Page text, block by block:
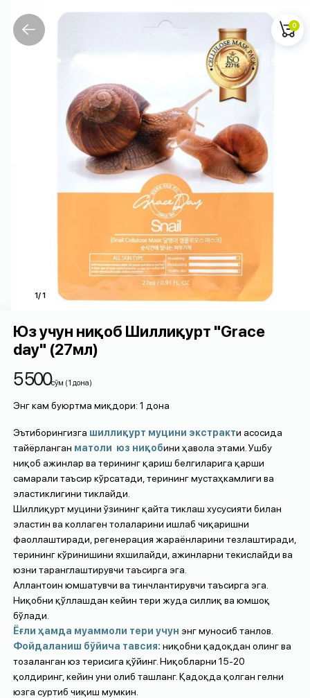
0
Юз учун ниқоб Шиллиқурт "Grace
day" (27мл)
5 500cўм (1 дона)
Энг кам буюртма миқдори: 1 дона
Эътиборингизга шиллиқурт муцини экстракти асосида
тайёрланган матоли юз ниқобини ҳавола этами. Ушбу
ниқоб ажинлар ва терининг қариш белгиларига қарши
самарали таъсир кўрсатади, терининг мустаҳкамлиги ва
эластиклигини тиклайди.
Шиллиқурт муцини ўзининг қайта тиклаш хусусияти билан
эластин ва коллаген толаларини ишлаб чиқаришни
фаоллаштиради, регенерация жараёнларини тезлаштиради,
терининг кўринишини яхшилайди, ажинларни текислайди ва
юзни таранглаштирувчи таъсирга эга.
Аллантоин юмшатувчи ва тинчлантирувчи таъсирга эга.
Ниқобни қўллашдан кейин тери жуда силлиқ ва юмшоқ
бўлади.
Ёғли ҳамда муаммоли тери учун энг муносиб танлов.
Фойдаланиш бўйича тавсия: ниқобни қадоқдан олинг ва
тозаланган юз терисига қўйинг. Ниқобларни 15-20
қолдиринг, кейин уни олиб ташланг. Қадоқда қолган гелни
юзга суртиб чиқиш мумкин.